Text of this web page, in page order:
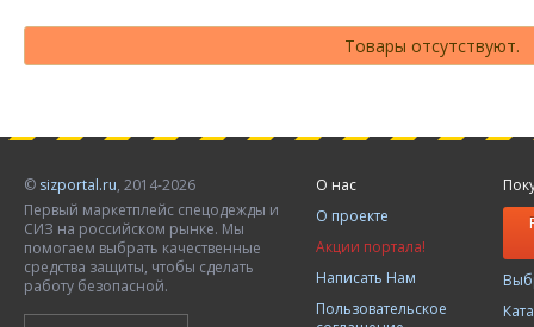
Товары отсутствуют.
© sizportal.ru, 2014-2026
Первый маркетплейс спецодежды и
СИЗ на российском рынке. Мы
помогаем выбрать качественные
средства защиты, чтобы сделать
работу безопасной.
О нас
О проекте
Акции портала!
Написать Нам
Пользовательское